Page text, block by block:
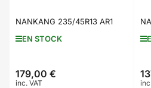
NANKANG 235/45R13 AR1
EN STOCK
Prix
179,00 €
inc. VAT